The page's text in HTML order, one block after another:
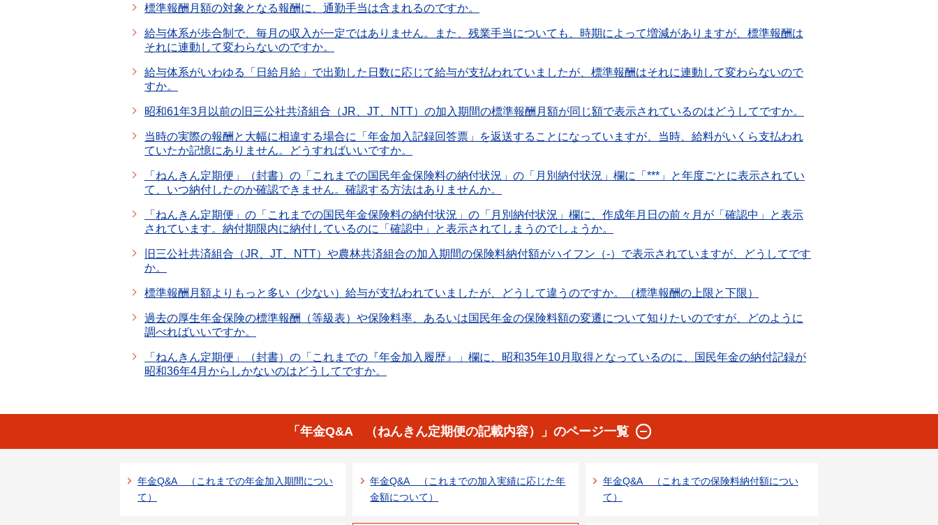
標準報酬月額の対象となる報酬に、通勤手当は含まれるのですか。
給与体系が歩合制で、毎月の収入が一定ではありません。また、残業手当についても、時期によって増減がありますが、標準報酬は
それに連動して変わらないのですか。
給与体系がいわゆる「日給月給」で出勤した日数に応じて給与が支払われていましたが、標準報酬はそれに連動して変わらないので
すか。
昭和61年3月以前の旧三公社共済組合（JR、JT、NTT）の加入期間の標準報酬月額が同じ額で表示されているのはどうしてですか。
当時の実際の報酬と大幅に相違する場合に「年金加入記録回答票」を返送することになっていますが、当時、給料がいくら支払われ
ていたか記憶にありません。どうすればいいですか。
「ねんきん定期便」（封書）の「これまでの国民年金保険料の納付状況」の「月別納付状況」欄に「***」と年度ごとに表示されてい
て、いつ納付したのか確認できません。確認する方法はありませんか。
「ねんきん定期便」の「これまでの国民年金保険料の納付状況」の「月別納付状況」欄に、作成年月日の前々月が「確認中」と表示
されています。納付期限内に納付しているのに「確認中」と表示されてしまうのでしょうか。
旧三公社共済組合（JR、JT、NTT）や農林共済組合の加入期間の保険料納付額がハイフン（-）で表示されていますが、どうしてです
か。
標準報酬月額よりもっと多い（少ない）給与が支払われていましたが、どうして違うのですか。（標準報酬の上限と下限）
過去の厚生年金保険の標準報酬（等級表）や保険料率、あるいは国民年金の保険料額の変遷について知りたいのですが、どのように
調べればいいですか。
「ねんきん定期便」（封書）の「これまでの『年金加入履歴』」欄に、昭和35年10月取得となっているのに、国民年金の納付記録が
昭和36年4月からしかないのはどうしてですか。
「年金Q&A （ねんきん定期便の記載内容）」のページ一覧
年金Q&A （これまでの年金加入期間につい
て）
年金Q&A （これまでの加入実績に応じた年
金額について）
年金Q&A （これまでの保険料納付額につい
て）